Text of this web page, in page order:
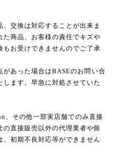
交換は対応することが出来ま
商品、お客様の責任でキズや
お受けできませんのでご了承
あった場合はBASEのお問い合
ます。早急に対処させていた
、その他一部実店舗でのみ直接
直接販売以外の代理業者や個
、初期不良対応等ができません